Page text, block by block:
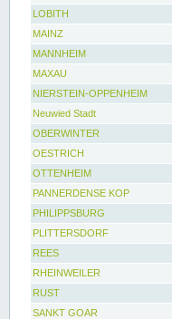
LOBITH
MAINZ
MANNHEIM
MAXAU
NIERSTEIN-OPPENHEIM
Neuwied Stadt
OBERWINTER
OESTRICH
OTTENHEIM
PANNERDENSE KOP
PHILIPPSBURG
PLITTERSDORF
REES
RHEINWEILER
RUST
SANKT GOAR